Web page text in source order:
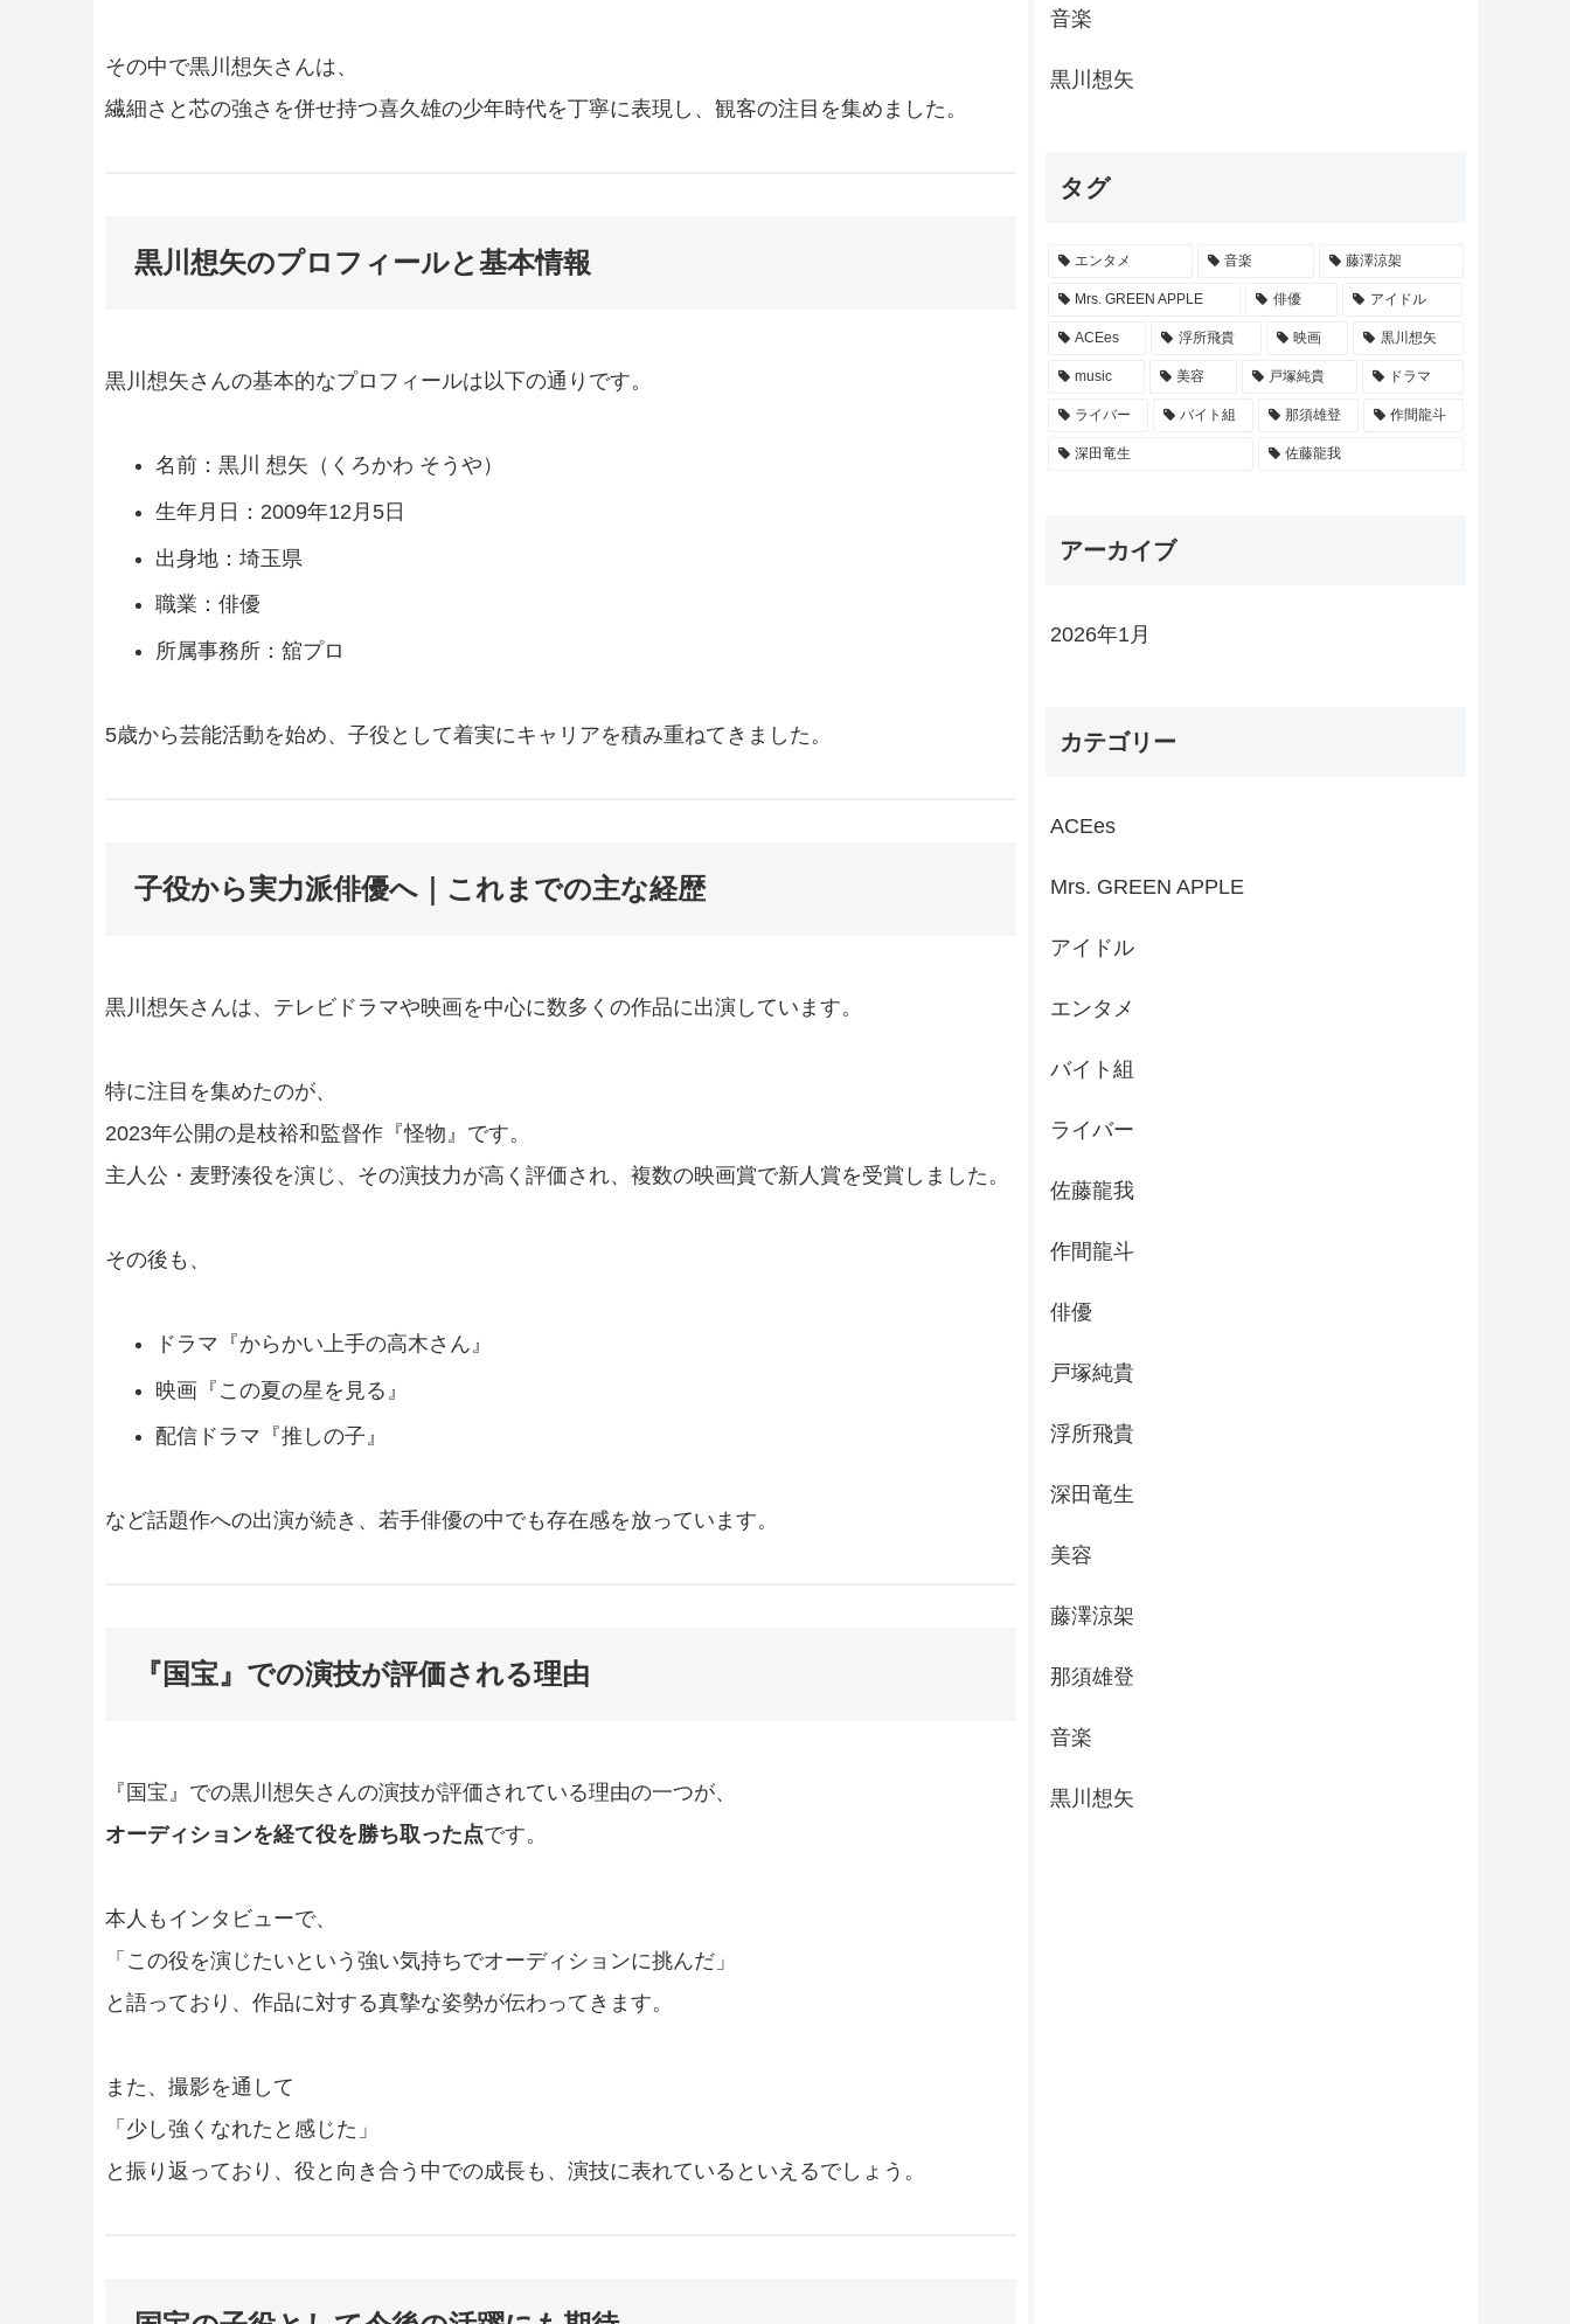
その中で黒川想矢さんは、
繊細さと芯の強さを併せ持つ喜久雄の少年時代を丁寧に表現し、観客の注目を集めました。
黒川想矢のプロフィールと基本情報
黒川想矢さんの基本的なプロフィールは以下の通りです。
名前：黒川 想矢（くろかわ そうや）
生年月日：2009年12月5日
出身地：埼玉県
職業：俳優
所属事務所：舘プロ
5歳から芸能活動を始め、子役として着実にキャリアを積み重ねてきました。
子役から実力派俳優へ｜これまでの主な経歴
黒川想矢さんは、テレビドラマや映画を中心に数多くの作品に出演しています。
特に注目を集めたのが、
2023年公開の是枝裕和監督作『怪物』です。
主人公・麦野湊役を演じ、その演技力が高く評価され、複数の映画賞で新人賞を受賞しました。
その後も、
ドラマ『からかい上手の高木さん』
映画『この夏の星を見る』
配信ドラマ『推しの子』
など話題作への出演が続き、若手俳優の中でも存在感を放っています。
『国宝』での演技が評価される理由
『国宝』での黒川想矢さんの演技が評価されている理由の一つが、
オーディションを経て役を勝ち取った点です。
本人もインタビューで、
「この役を演じたいという強い気持ちでオーディションに挑んだ」
と語っており、作品に対する真摯な姿勢が伝わってきます。
また、撮影を通して
「少し強くなれたと感じた」
と振り返っており、役と向き合う中での成長も、演技に表れているといえるでしょう。
音楽
黒川想矢
タグ
エンタメ 音楽 藤澤涼架
Mrs. GREEN APPLE 俳優 アイドル
ACEes 浮所飛貴 映画 黒川想矢
music 美容 戸塚純貴 ドラマ
ライバー バイト組 那須雄登 作間龍斗
深田竜生 佐藤龍我
アーカイブ
2026年1月
カテゴリー
ACEes
Mrs. GREEN APPLE
アイドル
エンタメ
バイト組
ライバー
佐藤龍我
作間龍斗
俳優
戸塚純貴
浮所飛貴
深田竜生
美容
藤澤涼架
那須雄登
音楽
黒川想矢